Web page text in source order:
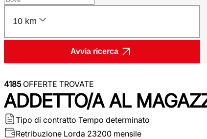
10 km
Avvia ricerca
4185OFFERTE TROVATE
ADDETTO/A AL
Tipo di contratto Tempo determinato
Retribuzione Lorda 23200 mensile